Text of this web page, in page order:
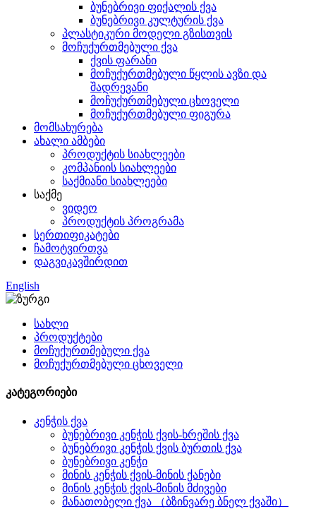
ბუნებრივი ფიქალის ქვა
ბუნებრივი კულტურის ქვა
პლასტიკური მოდელი გზისთვის
მოჩუქურთმებული ქვა
ქვის ფარანი
მოჩუქურთმებული წყლის ავზი და
შადრევანი
მოჩუქურთმებული ცხოველი
მოჩუქურთმებული ფიგურა
მომსახურება
ახალი ამბები
პროდუქტის სიახლეები
კომპანიის სიახლეები
საქმიანი სიახლეები
საქმე
ვიდეო
პროდუქტის პროგრამა
სერთიფიკატები
ჩამოტვირთვა
დაგვიკავშირდით
English
სახლი
პროდუქტები
მოჩუქურთმებული ქვა
მოჩუქურთმებული ცხოველი
კატეგორიები
კენჭის ქვა
ბუნებრივი კენჭის ქვის-ხრეშის ქვა
ბუნებრივი კენჭის ქვის ბურთის ქვა
ბუნებრივი კენჭი
მინის კენჭის ქვის-მინის ქანები
მინის კენჭის ქვის-მინის მძივები
მანათობელი ქვა （ბზინვარე ბნელ ქვაში）